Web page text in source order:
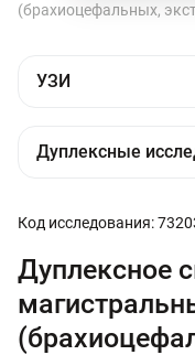
(брахиоцефальных,
Код исследования:
Дуплексное